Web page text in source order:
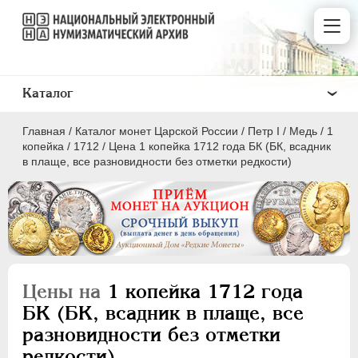
Главная / Каталог монет Царской России / Пeтр I / Медь / 1
копейка / 1712 / Цена 1 копейка 1712 года БК (БК, всадник
в плаще, все разновидности без отметки редкости)
Цены на 1 копейка 1712 года
БК (БК, всадник в плаще, все
разновидности без отметки
Каталог
ПEТР I 1699 - 1725
Серебро
Медь
5 копеек